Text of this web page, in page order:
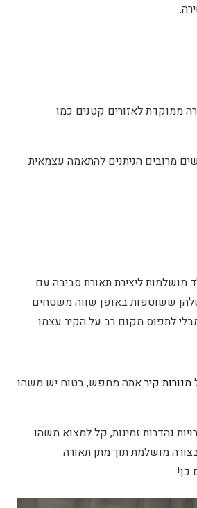
ממוקדת לאזורים קטנים כמו
מרובים הניתנים להתאמה עצמאית
מושלמות ליצירת תאורת סביבה עם
ששוטפות באופן שווה משטחים
לתפוס מקום רב על הקיר עצמו.
מנורות קיראתה מחפש, בטוח יש משהו
נהדרות זמינות, קל למצוא משהו
מושלמת תוך מתן תאורה
כן!